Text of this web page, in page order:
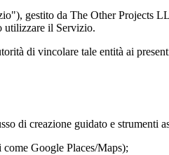
gestito da The Other Projects
utilizzare il Servizio.
di vincolare tale entità ai
di creazione guidato e strumenti
Google Places/Maps);